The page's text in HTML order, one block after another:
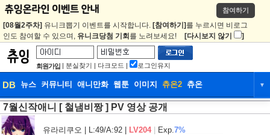
참여하기
[08월2주차] 유니크뽑기 이벤트를 시작합니다. [참여하기] 를 누르시면 비로그
인도 참여할 수 있으며, 유니크당첨 기회 를 노려보세요! [다시보지 않기 ]
회원가입 | 분실찾기 | 다크모드 | 로그인유지
DB 뉴스 커뮤니티 애니만화 웹툰 이미지 츄온2 츄온 ▼
DB 뉴스 커뮤니티
웹툰 이미지 츄온2
7월신작애니 [ 철냄비짱 ] PV 영상 공개
유라리쿠오 | L:49/A:92 | LV204 Exp.7%